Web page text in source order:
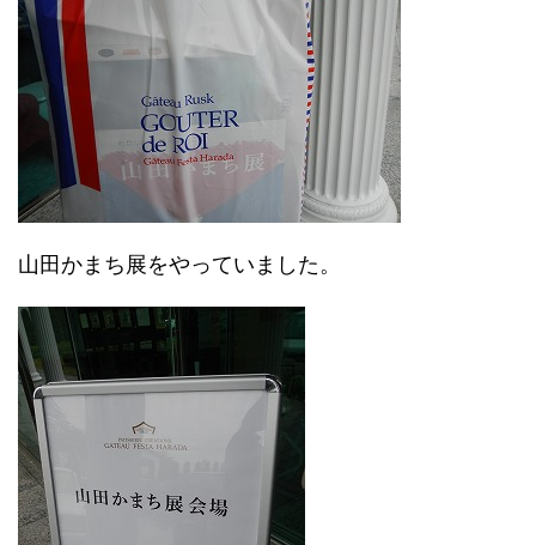
山田かまち展をやっていました。